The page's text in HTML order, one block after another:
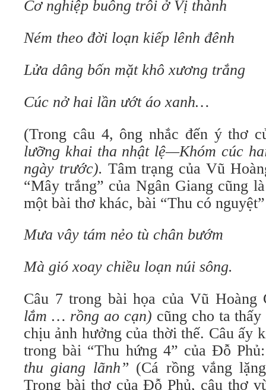
Cơ nghiệp buông trôi ở Vị thành
Ném theo đời loạn kiếp lênh đênh
Lửa dâng bốn mặt khô xương trắng
Cúc nở hai lần ướt áo xanh…
(Trong câu 4, ông nhắc đến ý thơ
lưỡng khai tha nhật lệ—Khóm cúc
ngày trước). Tâm trạng của Vũ
“Mây trắng” của Ngân Giang cũng
một bài thơ khác, bài “Thu có
Mưa vây tám nẻo tù chân bướm
Mà gió xoay chiều loạn núi sông.
Câu 7 trong bài họa của Vũ Hoàng
lắm … rồng ao cạn) cũng cho ta
chịu ảnh hưởng của thời thế. Câu ấy
trong bài “Thu hứng 4” của Đỗ
thu giang lãnh” (Cá rồng vắng
Trong bài thơ của Đỗ Phủ, câu thơ